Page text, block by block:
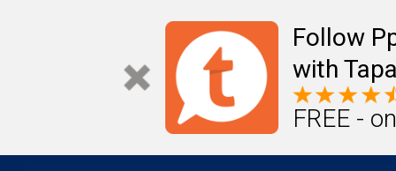
Follow
with
FREE -